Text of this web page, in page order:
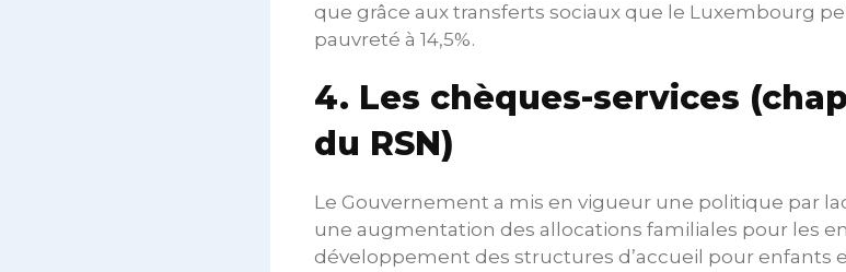
que grâce aux transferts sociaux que le Luxembourg
pauvreté à 14,5%.
4. Les chèques-services
du RSN)
Le Gouvernement a mis en vigueur une politique par
une augmentation des allocations familiales pour les
développement des structures d’accueil pour enfants